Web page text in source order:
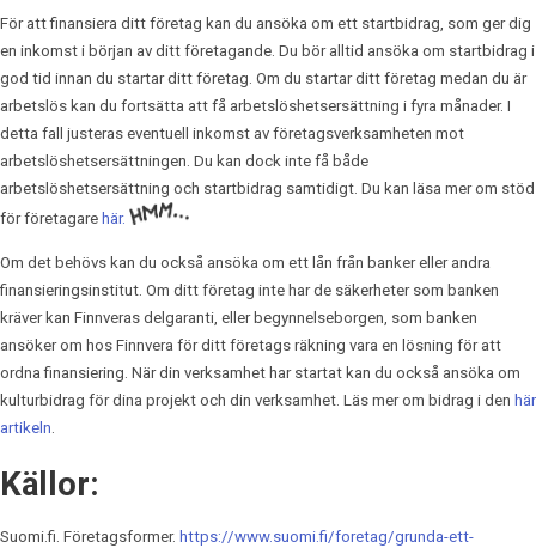
För att finansiera ditt företag kan du ansöka om ett startbidrag, som ger dig
en inkomst i början av ditt företagande. Du bör alltid ansöka om startbidrag i
god tid innan du startar ditt företag. Om du startar ditt företag medan du är
arbetslös kan du fortsätta att få arbetslöshetsersättning i fyra månader. I
detta fall justeras eventuell inkomst av företagsverksamheten mot
arbetslöshetsersättningen. Du kan dock inte få både
arbetslöshetsersättning och startbidrag samtidigt. Du kan läsa mer om stöd
för företagare här.
Om det behövs kan du också ansöka om ett lån från banker eller andra
finansieringsinstitut. Om ditt företag inte har de säkerheter som banken
kräver kan Finnveras delgaranti, eller begynnelseborgen, som banken
ansöker om hos Finnvera för ditt företags räkning vara en lösning för att
ordna finansiering. När din verksamhet har startat kan du också ansöka om
kulturbidrag för dina projekt och din verksamhet. Läs mer om bidrag i den här
artikeln
Källor:
Suomi.fi. Företagsformer. https://www.suomi.fi/foretag/grunda-ett-